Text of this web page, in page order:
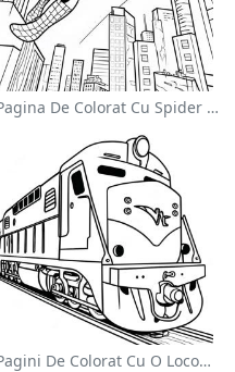
Pagina De Colorat Cu Spider Man Swinging Prin Oraș
Pagini De Colorat Cu O Locomotivă Colorată